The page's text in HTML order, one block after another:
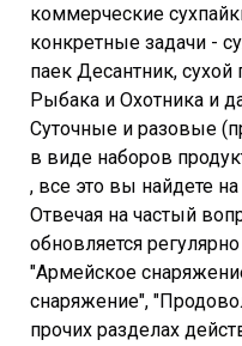
коммерческие
конкретные задачи -
паек Десантник, сухой
Рыбака и Охотника и
Суточные и разовые
в виде наборов
, все это вы найдете
Отвечая на частый
обновляется
"Армейское
снаряжение",
прочих разделах